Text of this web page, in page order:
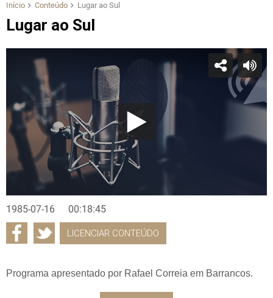
Início Conteúdo Lugar ao Sul
Lugar ao Sul
1985-07-16 00:18:45
LICENCIAR CONTEÚDO
Programa apresentado por Rafael Correia em Barrancos.